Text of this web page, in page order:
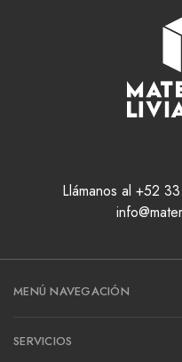
Llámanos al +52
MENÚ NAVEGACIÓN
SERVICIOS